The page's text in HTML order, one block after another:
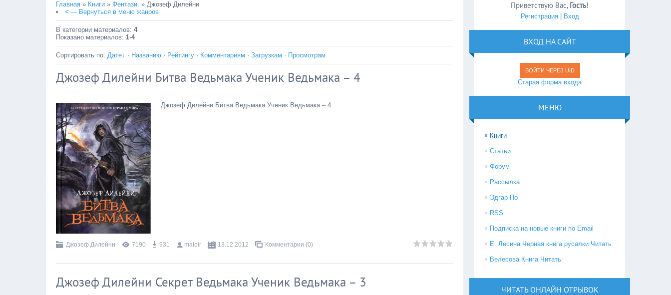
Главная » Книги » Фентази. » Джозеф Дилейни
< --- Вернуться в меню жанров
В категории материалов: 4
Показано материалов: 1-4
Сортировать по: Дате · Названию · Рейтингу · Комментариям · Загрузкам · Просмотрам
Джозеф Дилейни Битва Ведьмака Ученик Ведьмака – 4
Джозеф Дилейни Битва Ведьмака Ученик Ведьмака – 4
Джозеф Дилейни 7190 931 maloir 13.12.2012 Комментарии (0)
Джозеф Дилейни Секрет Ведьмака Ученик Ведьмака – 3
Приветствую Вас, Гость!
Регистрация| Вход
ВХОД НА САЙТ
ВОЙТИ ЧЕРЕЗ UID
Старая форма входа
МЕНЮ
Книги
Статьи
Форум
Рассылка
Эдгар По
RSS
Подписка на новые книги по Email
Е. Лесина Черная книга русалки Читать
Велесова Книга Читать
ЧИТАТЬ ОНЛАЙН ОТРЫВОК